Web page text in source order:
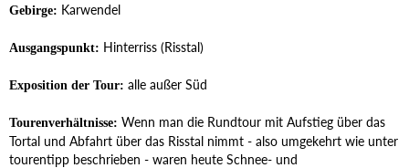
Gebirge: Karwendel
Ausgangspunkt: Hinterriss (Risstal)
Exposition der Tour: alle außer Süd
Tourenverhältnisse: Wenn man die Rundtour mit Aufstieg über das
Tortal und Abfahrt über das Risstal nimmt - also umgekehrt wie unter
tourentipp beschrieben - waren heute Schnee- und